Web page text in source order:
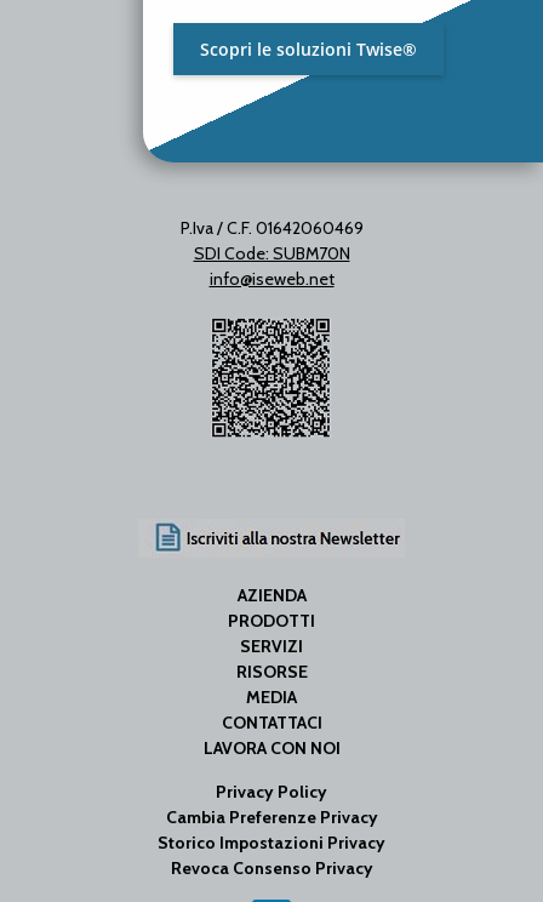
P.Iva / C.F. 01642060469
SDI Code: SUBM70N
info@iseweb.net
AZIENDA
PRODOTTI
SERVIZI
RISORSE
MEDIA
CONTATTACI
LAVORA CON NOI
Privacy Policy
Cambia Preferenze Privacy
Storico Impostazioni Privacy
Revoca Consenso Privacy
Scopri le soluzioni Twise®